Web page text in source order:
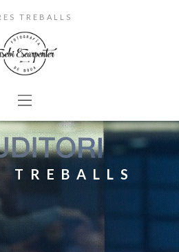
TREBALLS
TREBALLS